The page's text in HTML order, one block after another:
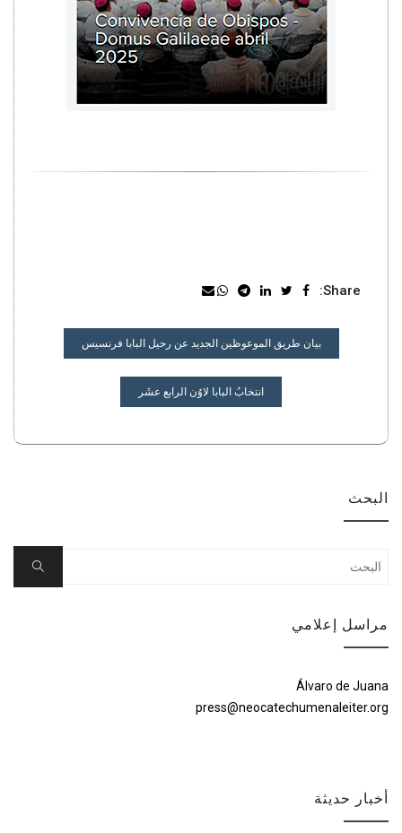
Share:
المقالات
بيان طريق الموعوظين الجديد عن رحيل البابا فرنسيس
انتخابُ البابا لاوُن الرابع عشَر
البحث
Search
Search
مراسل إعلامي
Álvaro de Juana
press@neocatechumenaleiter.org
أخبار حديثة